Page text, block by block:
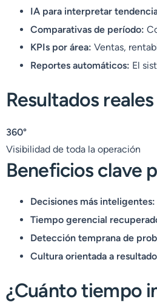
IA para interpretar
Comparativas de período:
KPIs por área: Ventas,
Reportes automáticos: El
Resultados
360°
Visibilidad de toda la operación
Beneficios clave
Decisiones más inteligentes:
Tiempo gerencial
Detección temprana de
Cultura orientada a
¿Cuánto tiempo